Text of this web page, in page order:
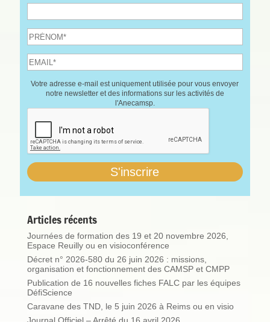
Votre adresse e-mail est uniquement utilisée pour vous envoyer
notre newsletter et des informations sur les activités de
l'Anecamsp.
Articles récents
Journées de formation des 19 et 20 novembre 2026,
Espace Reuilly ou en visioconférence
Décret n° 2026-580 du 26 juin 2026 : missions,
organisation et fonctionnement des CAMSP et CMPP
Publication de 16 nouvelles fiches FALC par les équipes
DéfiScience
Caravane des TND, le 5 juin 2026 à Reims ou en visio